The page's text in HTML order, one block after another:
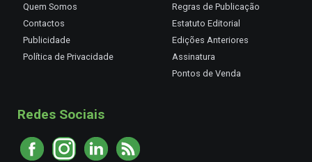
Quem Somos
Contactos
Publicidade
Política de Privacidade
Regras de Publicação
Estatuto Editorial
Edições Anteriores
Assinatura
Pontos de Venda
Redes Sociais